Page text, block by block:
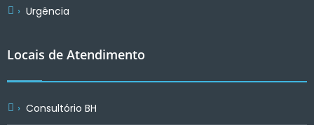
Urgência
Locais de Atendimento
Consultório BH